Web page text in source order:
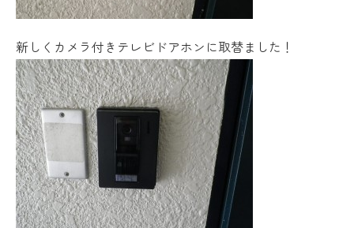
新しくカメラ付きテレビドアホンに取替ました！